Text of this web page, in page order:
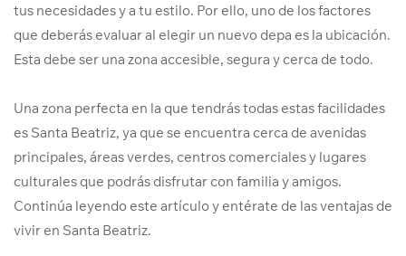
tus necesidades y a tu estilo. Por ello, uno de los factores
que deberás evaluar al elegir un nuevo depa es la ubicación.
Esta debe ser una zona accesible, segura y cerca de todo.
Una zona perfecta en la que tendrás todas estas facilidades
es Santa Beatriz, ya que se encuentra cerca de avenidas
principales, áreas verdes, centros comerciales y lugares
culturales que podrás disfrutar con familia y amigos.
Continúa leyendo este artículo y entérate de las ventajas de
vivir en Santa Beatriz.